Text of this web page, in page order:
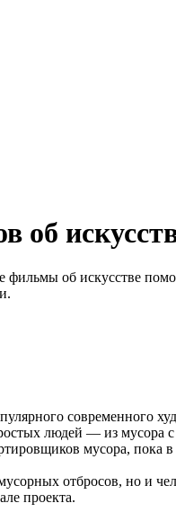
об
об искусстве
людей — из мусора
мусора, пока
отбросов, но и
проекта.